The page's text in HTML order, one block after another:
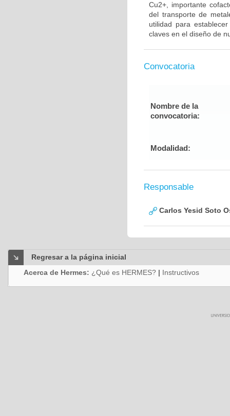
Cu2+, importante
del transporte de
utilidad para
claves en el diseño de
Convocatoria
Nombre de la
convocatoria:
Modalidad:
Responsable
Carlos Yesid Soto
Regresar a la página inicial
Acerca de Hermes: ¿Qué es HERMES? | Instructivos